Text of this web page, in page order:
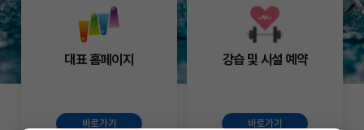
대표 홈페이지
바로가기
강습 및 시설 예약
바로가기